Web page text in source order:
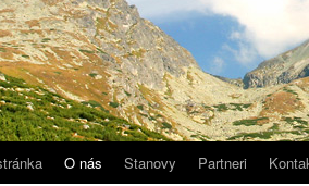
O nás Stanovy Partneri